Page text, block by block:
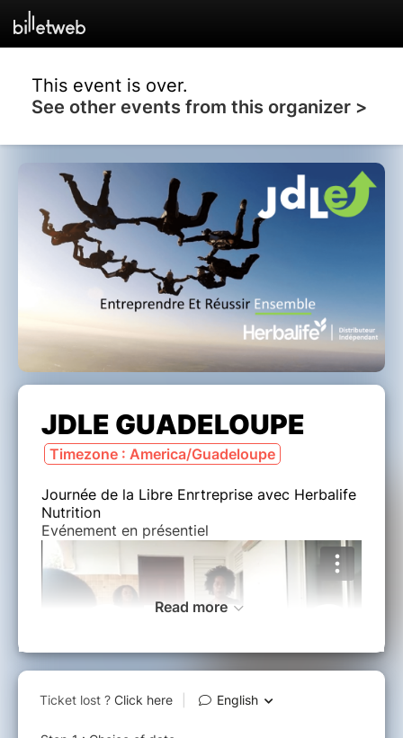
This event is over.
See other events from this organizer >
JDLE GUADELOUPE
Timezone : America/Guadeloupe
Journée de la Libre Enrtreprise avec Herbalife
Nutrition
Evénement en présentiel
Read more